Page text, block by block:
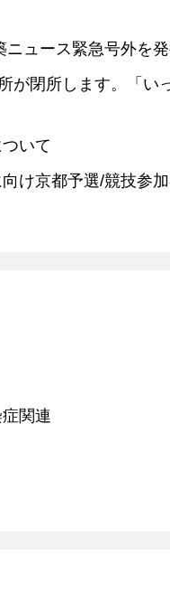
ニュース緊急号外を
が閉所します。「い
いて
け京都予選/競技参
関連